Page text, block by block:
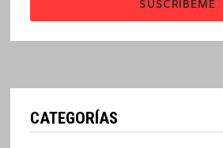
SUSCRÍBEME
CATEGORÍAS